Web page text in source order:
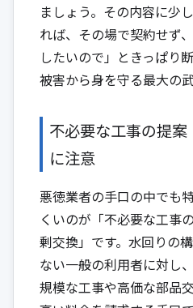
ましょう。その内容に少
れば、その場で契約せず
したいので」ときっぱり
被害から身を守る最大の
不必要な工事の提
に注意
悪徳業者の手口の中でも
くいのが「不必要な工事
剰交換」です。水回りの
ない一般の利用者に対し
規模な工事や高価な部品